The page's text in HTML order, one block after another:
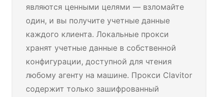
являются ценными целями — взломайте
один, и вы получите учетные данные
каждого клиента. Локальные прокси
хранят учетные данные в собственной
конфигурации, доступной для чтения
любому агенту на машине. Прокси Clavitor
содержит только зашифрованный